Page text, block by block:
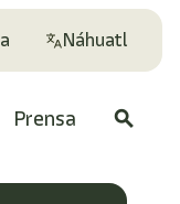
Náhuatl
Prensa search